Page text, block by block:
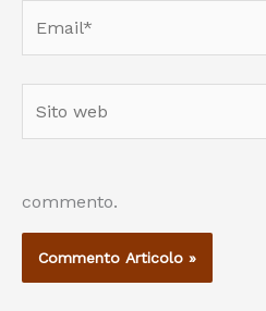
web
commento.